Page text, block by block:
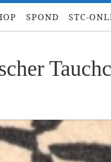
SPOND STC-